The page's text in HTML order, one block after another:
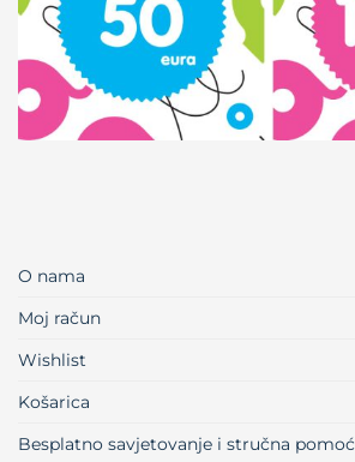
O nama
Moj račun
Wishlist
Košarica
Besplatno savjetovanje i stručna pomoć